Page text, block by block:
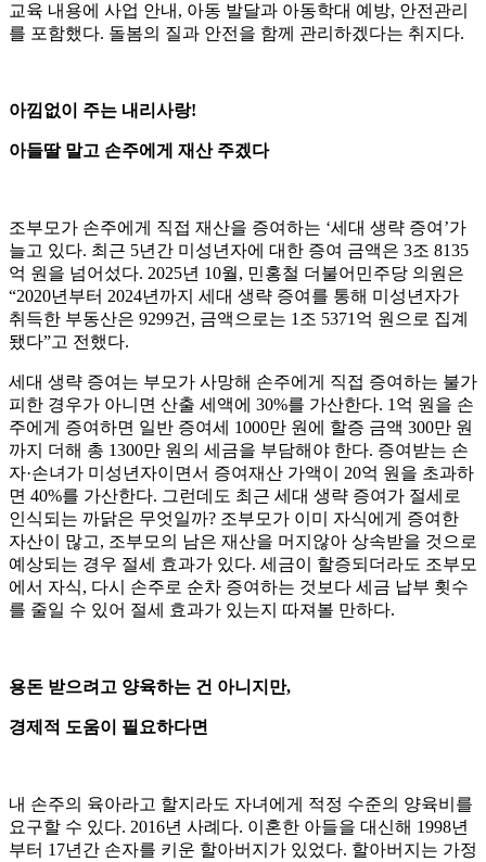
교육 내용에 사업 안내, 아동 발달과 아동학대 예방, 안전관리
를 포함했다. 돌봄의 질과 안전을 함께 관리하겠다는 취지다.
아낌없이 주는 내리사랑!
아들딸 말고 손주에게 재산 주겠다
조부모가 손주에게 직접 재산을 증여하는 ‘세대 생략 증여’가
늘고 있다. 최근 5년간 미성년자에 대한 증여 금액은 3조 8135
억 원을 넘어섰다. 2025년 10월, 민홍철 더불어민주당 의원은
“2020년부터 2024년까지 세대 생략 증여를 통해 미성년자가
취득한 부동산은 9299건, 금액으로는 1조 5371억 원으로 집계
됐다”고 전했다.
세대 생략 증여는 부모가 사망해 손주에게 직접 증여하는 불가
피한 경우가 아니면 산출 세액에 30%를 가산한다. 1억 원을 손
주에게 증여하면 일반 증여세 1000만 원에 할증 금액 300만 원
까지 더해 총 1300만 원의 세금을 부담해야 한다. 증여받는 손
자·손녀가 미성년자이면서 증여재산 가액이 20억 원을 초과하
면 40%를 가산한다. 그런데도 최근 세대 생략 증여가 절세로
인식되는 까닭은 무엇일까? 조부모가 이미 자식에게 증여한
자산이 많고, 조부모의 남은 재산을 머지않아 상속받을 것으로
예상되는 경우 절세 효과가 있다. 세금이 할증되더라도 조부모
에서 자식, 다시 손주로 순차 증여하는 것보다 세금 납부 횟수
를 줄일 수 있어 절세 효과가 있는지 따져볼 만하다.
용돈 받으려고 양육하는 건 아니지만,
경제적 도움이 필요하다면
내 손주의 육아라고 할지라도 자녀에게 적정 수준의 양육비를
요구할 수 있다. 2016년 사례다. 이혼한 아들을 대신해 1998년
부터 17년간 손자를 키운 할아버지가 있었다. 할아버지는 가정